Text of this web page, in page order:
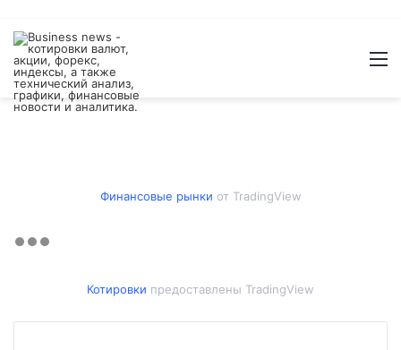
Финансовые рынки от TradingView
Котировки предоставлены TradingView